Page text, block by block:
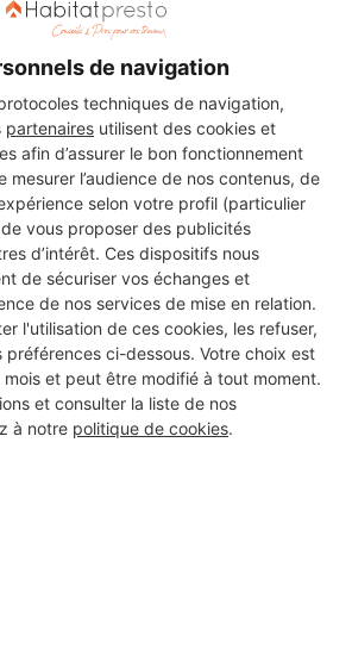
de navigation
techniques de navigation,
partenaires utilisent des cookies et
afin d’assurer le bon fonctionnement
mesurer l’audience de nos contenus, de
selon votre profil (particulier
vous proposer des publicités
d’intérêt. Ces dispositifs nous
de sécuriser vos échanges et
de nos services de mise en relation.
l'utilisation de ces cookies, les refuser,
préférences ci-dessous. Votre choix est
et peut être modifié à tout moment.
et consulter la liste de nos
à notre politique de cookies.
disponible dans cette zone
géographique.